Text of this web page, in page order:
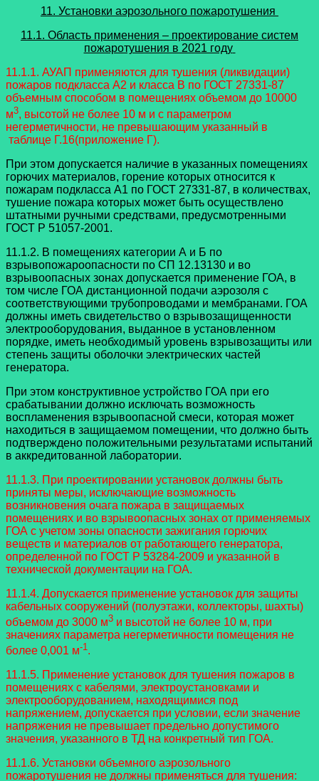
11. Установки аэрозольного пожаротушения
11.1. Область применения – проектирование систем
пожаротушения в 2021 году
11.1.1. АУАП применяются для тушения (ликвидации)
пожаров подкласса A2 и класса B по ГОСТ 27331-87
объемным способом в помещениях объемом до 10000
м3, высотой не более 10 м и с параметром
негерметичности, не превышающим указанный в
таблице Г.16(приложение Г).
При этом допускается наличие в указанных помещениях
горючих материалов, горение которых относится к
пожарам подкласса A1 по ГОСТ 27331-87, в количествах,
тушение пожара которых может быть осуществлено
штатными ручными средствами, предусмотренными
ГОСТ Р 51057-2001.
11.1.2. В помещениях категории А и Б по
взрывопожароопасности по СП 12.13130 и во
взрывоопасных зонах допускается применение ГОА, в
том числе ГОА дистанционной подачи аэрозоля с
соответствующими трубопроводами и мембранами. ГОА
должны иметь свидетельство о взрывозащищенности
электрооборудования, выданное в установленном
порядке, иметь необходимый уровень взрывозащиты или
степень защиты оболочки электрических частей
генератора.
При этом конструктивное устройство ГОА при его
срабатывании должно исключать возможность
воспламенения взрывоопасной смеси, которая может
находиться в защищаемом помещении, что должно быть
подтверждено положительными результатами испытаний
в аккредитованной лаборатории.
11.1.3. При проектировании установок должны быть
приняты меры, исключающие возможность
возникновения очага пожара в защищаемых
помещениях и во взрывоопасных зонах от применяемых
ГОА с учетом зоны опасности зажигания горючих
веществ и материалов от работающего генератора,
определенной по ГОСТ Р 53284-2009 и указанной в
технической документации на ГОА.
11.1.4. Допускается применение установок для защиты
кабельных сооружений (полуэтажи, коллекторы, шахты)
объемом до 3000 м3 и высотой не более 10 м, при
значениях параметра негерметичности помещения не
более 0,001 м-1.
11.1.5. Применение установок для тушения пожаров в
помещениях с кабелями, электроустановками и
электрооборудованием, находящимися под
напряжением, допускается при условии, если значение
напряжения не превышает предельно допустимого
значения, указанного в ТД на конкретный тип ГОА.
11.1.6. Установки объемного аэрозольного
пожаротушения не должны применяться для тушения: